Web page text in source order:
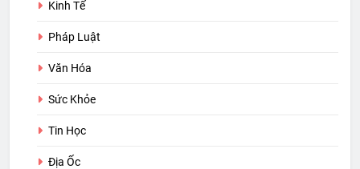
Kinh Tế
Pháp Luật
Văn Hóa
Sức Khỏe
Tin Học
Địa Ốc